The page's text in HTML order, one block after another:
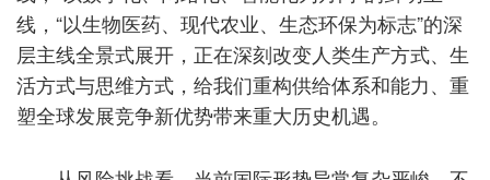
线，“以生物医药、现代农业、生态环保为标志”的深
层主线全景式展开，正在深刻改变人类生产方式、生
活方式与思维方式，给我们重构供给体系和能力、重
塑全球发展竞争新优势带来重大历史机遇。